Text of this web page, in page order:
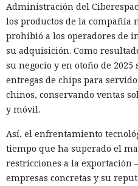
Administración del
los productos de la compañía
prohibió a los operadores de
su adquisición. Como
su negocio y en otoño de
entregas de chips para
chinos, conservando ventas
y móvil.
Así, el enfrentamiento
tiempo que ha superado el
restricciones a la
empresas concretas y su